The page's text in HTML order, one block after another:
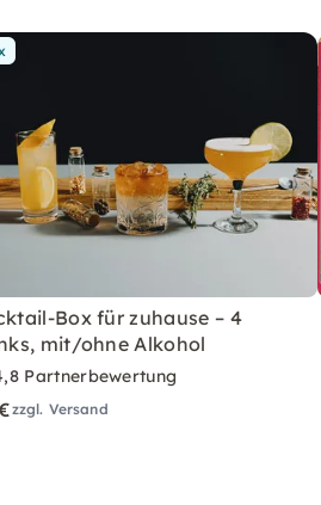
Box für zuhause – 4
mit/ohne Alkohol
Partnerbewertung
zzgl. Versand